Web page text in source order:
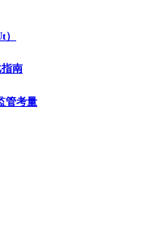
南
管考量